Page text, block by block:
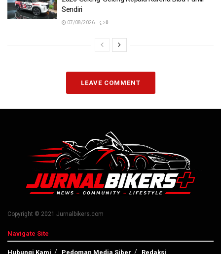
Sendiri
07/08/2026 0
LEAVE COMMENT
Copyright © 2021 Jurnalbikers.com
Navigate Site
Hubungi Kami Pedoman Media Siber Redaksi